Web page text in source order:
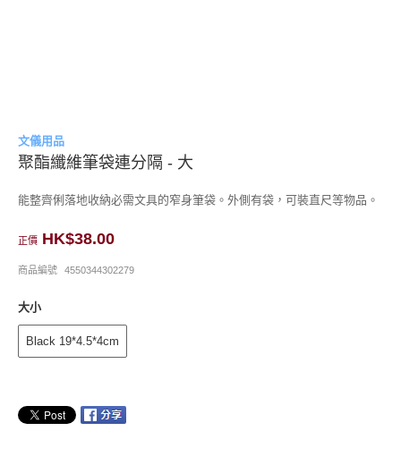
文儀用品
聚酯纖維筆袋連分隔 - 大
能整齊俐落地收納必需文具的窄身筆袋。外側有袋，可裝直尺等物品。
正價 HK$38.00
商品編號 4550344302279
大小
Black 19*4.5*4cm